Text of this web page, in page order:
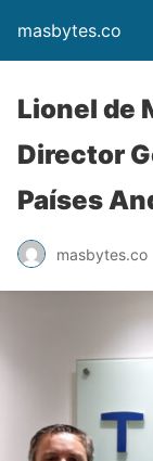
masbytes.co
Lionel de
Director
Países
masbytes.co